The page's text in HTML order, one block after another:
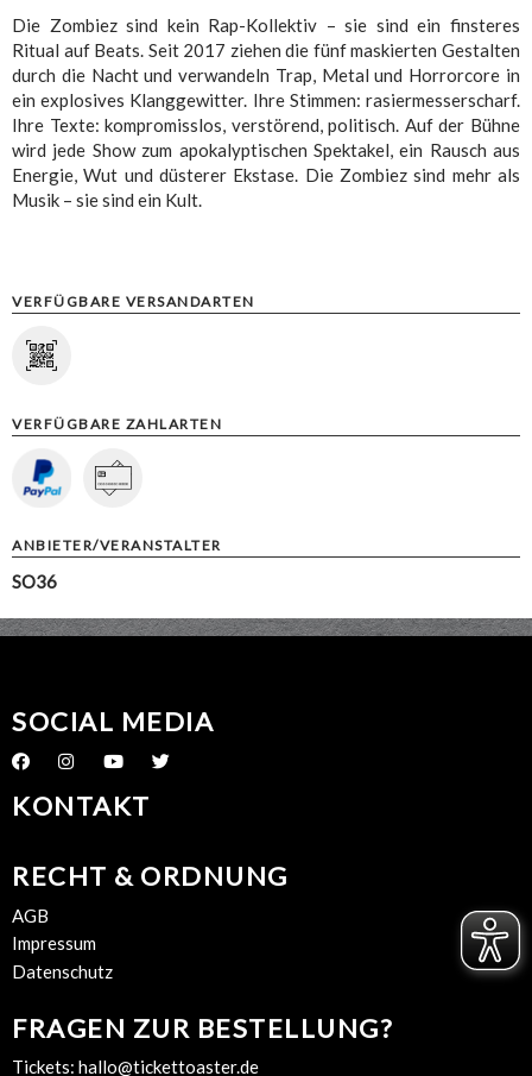
Die Zombiez sind kein Rap-Kollektiv – sie sind ein finsteres
Ritual auf Beats. Seit 2017 ziehen die fünf maskierten Gestalten
durch die Nacht und verwandeln Trap, Metal und Horrorcore in
ein explosives Klanggewitter. Ihre Stimmen: rasiermesserscharf.
Ihre Texte: kompromisslos, verstörend, politisch. Auf der Bühne
wird jede Show zum apokalyptischen Spektakel, ein Rausch aus
Energie, Wut und düsterer Ekstase. Die Zombiez sind mehr als
Musik – sie sind ein Kult.
VERFÜGBARE VERSANDARTEN
VERFÜGBARE ZAHLARTEN
ANBIETER/VERANSTALTER
SO36
SOCIAL MEDIA
KONTAKT
RECHT & ORDNUNG
AGB
Impressum
Datenschutz
FRAGEN ZUR BESTELLUNG?
Tickets: hallo@tickettoaster.de